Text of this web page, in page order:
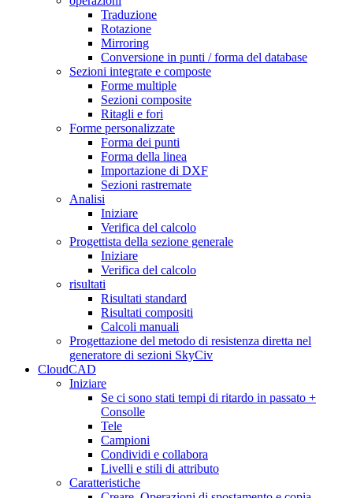
Traduzione
Rotazione
Mirroring
Conversione in punti / forma del database
Sezioni integrate e composte
Forme multiple
Sezioni composite
Ritagli e fori
Forme personalizzate
Forma dei punti
Forma della linea
Importazione di DXF
Sezioni rastremate
Analisi
Iniziare
Verifica del calcolo
Progettista della sezione generale
Iniziare
Verifica del calcolo
risultati
Risultati standard
Risultati compositi
Calcoli manuali
Progettazione del metodo di resistenza diretta nel
generatore di sezioni SkyCiv
CloudCAD
Iniziare
Se ci sono stati tempi di ritardo in passato +
Consolle
Tele
Campioni
Condividi e collabora
Livelli e stili di attributo
Caratteristiche